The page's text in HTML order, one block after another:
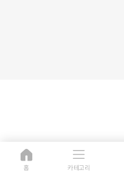
홈 카테고리